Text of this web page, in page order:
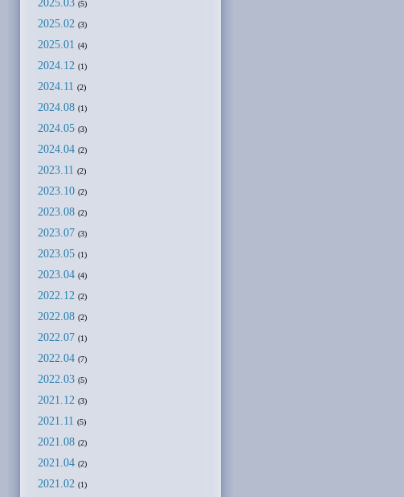
(5)
2025.02 (3)
2025.01 (4)
2024.12 (1)
2024.11 (2)
2024.08 (1)
2024.05 (3)
2024.04 (2)
2023.11 (2)
2023.10 (2)
2023.08 (2)
2023.07 (3)
2023.05 (1)
2023.04 (4)
2022.12 (2)
2022.08 (2)
2022.07 (1)
2022.04 (7)
2022.03 (5)
2021.12 (3)
2021.11 (5)
2021.08 (2)
2021.04 (2)
2021.02 (1)